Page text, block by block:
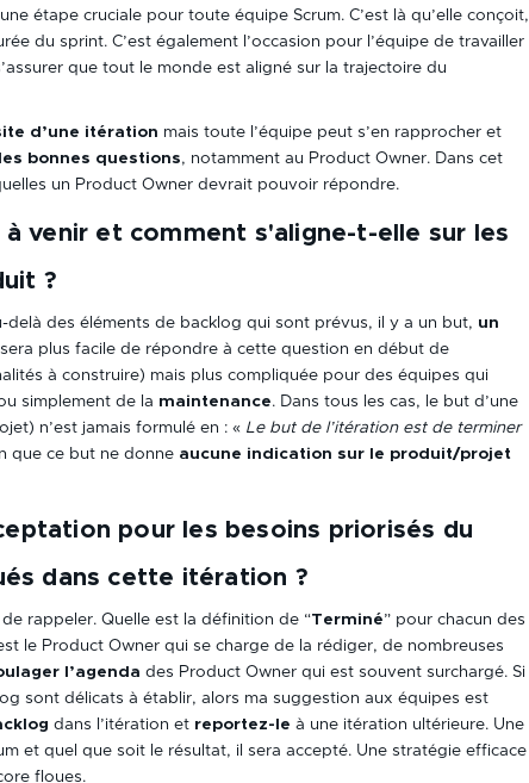
étape cruciale pour toute équipe Scrum. C’est là qu’elle conçoit,
du sprint. C’est également l’occasion pour l’équipe de travailler
que tout le monde est aligné sur la trajectoire du
d’une itération mais toute l’équipe peut s’en rapprocher et
bonnes questions, notamment au Product Owner. Dans cet
un Product Owner devrait pouvoir répondre.
venir et comment s'aligne-t-elle sur les
?
delà des éléments de backlog qui sont prévus, il y a un but, un
sera plus facile de répondre à cette question en début de
à construire) mais plus compliquée pour des équipes qui
simplement de la maintenance. Dans tous les cas, le but d’une
n’est jamais formulé en : « Le but de l’itération est de terminer
que ce but ne donne aucune indication sur le produit/projet
pour les besoins priorisés du
dans cette itération ?
rappeler. Quelle est la définition de “Terminé” pour chacun des
le Product Owner qui se charge de la rédiger, de nombreuses
l’agenda des Product Owner qui est souvent surchargé. Si
sont délicats à établir, alors ma suggestion aux équipes est
dans l’itération et reportez-le à une itération ultérieure. Une
et quel que soit le résultat, il sera accepté. Une stratégie efficace
floues.